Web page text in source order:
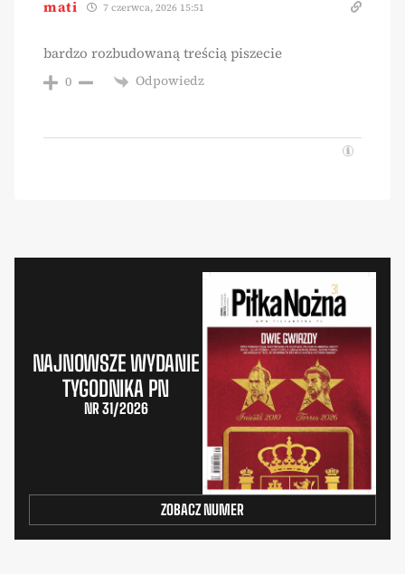
mati 7 czerwca, 2026 15:51
bardzo rozbudowaną treścią piszecie
0 Odpowiedz
NAJNOWSZE WYDANIE
TYGODNIKA PN
NR 31/2026
ZOBACZ NUMER